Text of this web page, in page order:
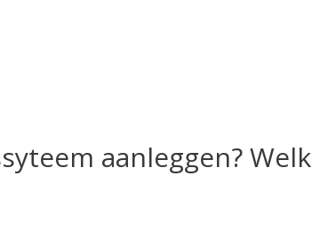
aanleggen? Welk